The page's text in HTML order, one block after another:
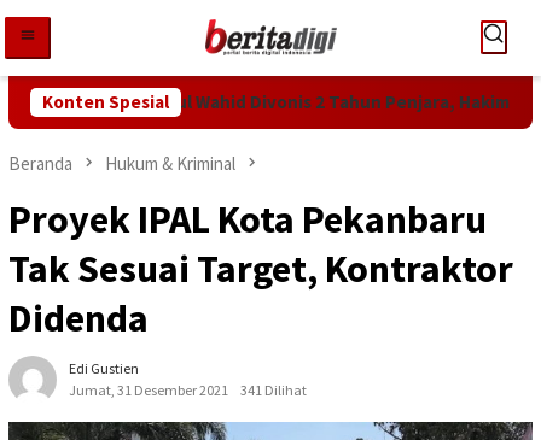
konten
Konten Spesial
KPK! Abdul Wahid Divonis 2 Tahun Penjara, Hakim
Beranda Hukum & Kriminal
Proyek IPAL Kota Pekanbaru
Tak Sesuai Target, Kontraktor
Didenda
Edi Gustien
Jumat, 31 Desember 2021
341 Dilihat